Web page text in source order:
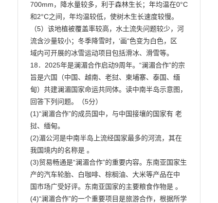
700mm，降水量较多，利于森林生长；年均温在0°C
和2°C之间，年均温较低，使树木生长速度较慢。
（5）该地植被覆盖率较高，水土流失问题较少，河
流含沙量较小；冬季降雪时，‘画“色变为白色，区
域内可开展的冰雪运动项目包括滑冰、滑雪等。
18．2025年是澜湄合作启动9周年。“澜湄合作”的宗
旨是六国（中国、越南、老挝、柬埔寨、泰国、缅
甸）共建澜湄国家命运共同体。读中南半岛示意图，
回答下列问题。（5分）
(1)“澜湄合作”的成员国中，与中国接壤的国家有 老
挝、缅甸。
(2)湄公河是中南半岛上流经国家最多的河流，其在
我国境内的名称是 。
(3)贸易畅通是“澜湄合作”的重要内容。东南亚国家生
产的汽车轮胎、白咖啡、棕榈油、大米等产品在中
国市场广受好评。东南亚国家的主要粮食作物是 。
(4)“澜湄合作”的一个重要项目是旅游合作，根据所学